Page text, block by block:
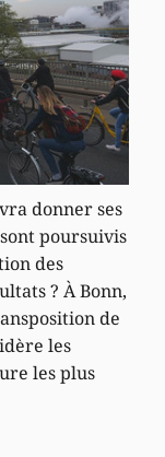
donner ses
poursuivis
des
? À Bonn,
de
les
les plus